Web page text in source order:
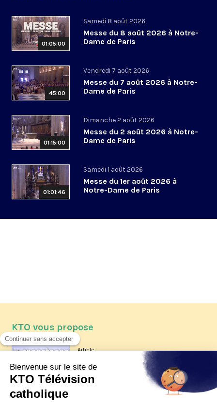
01:05:00
Samedi 8 août 2026
Messe du 8 août 2026 à Notre-
Dame de Paris
45:00
Vendredi 7 août 2026
Messe du 7 août 2026 à Notre-
Dame de Paris
01:15:00
Dimanche 2 août 2026
Messe du 2 août 2026 à Notre-
Dame de Paris
01:01:46
Samedi 1 août 2026
Messe du 1er août 2026 à
Notre-Dame de Paris
KTO vous propose
Article
Les reportages d'été 2026 de KTO